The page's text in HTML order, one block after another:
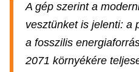
A gép szerint a
vesztünket is jelenti: a
a fosszilis
2071 környékére